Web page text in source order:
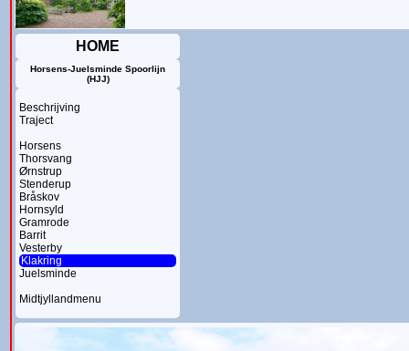
HOME
Horsens-Juelsminde Spoorlijn
(HJJ)
Beschrijving
Traject
Horsens
Thorsvang
Ørnstrup
Stenderup
Bråskov
Hornsyld
Gramrode
Barrit
Vesterby
Klakring
Juelsminde
Midtjyllandmenu